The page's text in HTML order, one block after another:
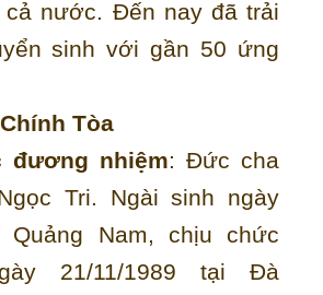
cả nước. Đến nay đã trải
sinh với gần 50 ứng
Tòa
đương nhiệm: Đức cha
Tri. Ngài sinh ngày
Quảng Nam, chịu chức
21/11/1989 tại Đà